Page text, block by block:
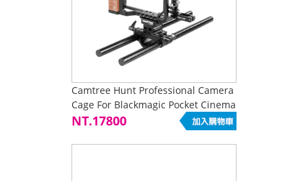
Camtree Hunt Professional Camera
Cage For Blackmagic Pocket Cinema
Camera (BMPCC
NT.17800